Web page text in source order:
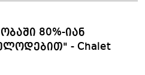
80%-იან
- Chalet